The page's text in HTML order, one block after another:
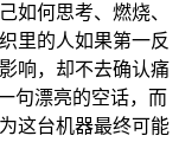
如何思考、燃烧、
里的人如果第一反
响，却不去确认痛
句漂亮的空话，而
这台机器最终可能